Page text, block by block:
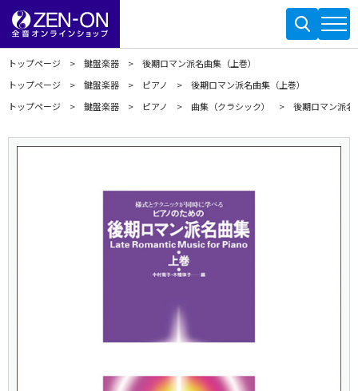
トップページ 鍵盤楽器
後期ロマン派名曲集（上巻）
トップページ
鍵盤楽器 ピアノ
後期ロマン派名曲集（上巻）
トップページ
鍵盤楽器 ピアノ 曲集（クラシック） 後期ロマン派名